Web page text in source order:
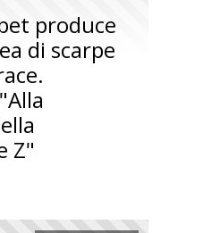
produce
di scarpe
Z"